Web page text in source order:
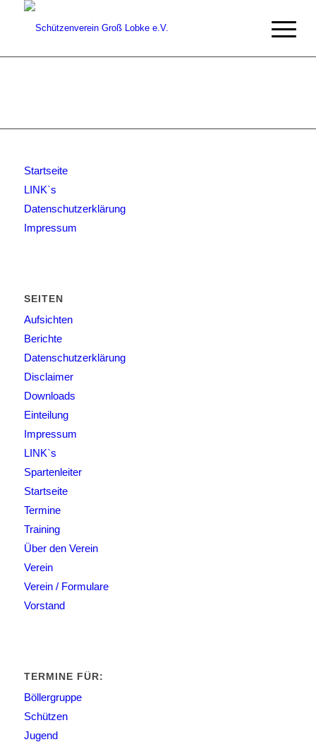
Startseite
LINK`s
Datenschutzerklärung
Impressum
SEITEN
Aufsichten
Berichte
Datenschutzerklärung
Disclaimer
Downloads
Einteilung
Impressum
LINK`s
Spartenleiter
Startseite
Termine
Training
Über den Verein
Verein
Verein / Formulare
Vorstand
TERMINE FÜR:
Böllergruppe
Schützen
Jugend